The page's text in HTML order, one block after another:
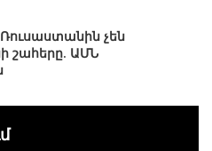
չեն
շահերը. ԱՄՆ